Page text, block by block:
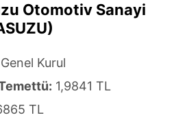
Otomotiv Sanayi
Genel Kurul
1,9841 TL
TL